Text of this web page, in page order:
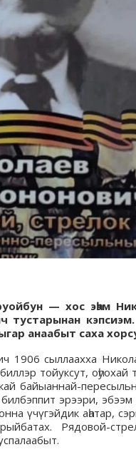
— хос эһэм
тустарынан
анаабыт саха
1906 сыллаахха
тойуксут,
байыаннай-
билбэппит эрээри,
үчүгэйдик аһатар,
Рядовой-